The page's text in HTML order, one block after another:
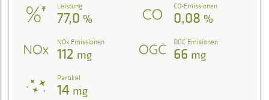
Leistung
77,0 %
CO-Emissionen
0,08 %
NOx Emissionen
112 mg
OGC Emisionen
66 mg
Partikel
14 mg